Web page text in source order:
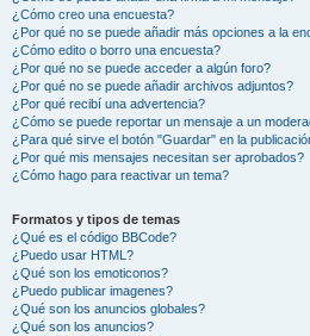
¿Cómo creo una encuesta?
¿Por qué no se puede añadir más opciones a la
¿Cómo edito o borro una encuesta?
¿Por qué no se puede acceder a algún foro?
¿Por qué no se puede añadir archivos adjuntos?
¿Por qué recibí una advertencia?
¿Cómo se puede reportar un mensaje a un
¿Para qué sirve el botón "Guardar" en la
¿Por qué mis mensajes necesitan ser aprobados?
¿Cómo hago para reactivar un tema?
Formatos y tipos de temas
¿Qué es el código BBCode?
¿Puedo usar HTML?
¿Qué son los emoticonos?
¿Puedo publicar imagenes?
¿Qué son los anuncios globales?
¿Qué son los anuncios?